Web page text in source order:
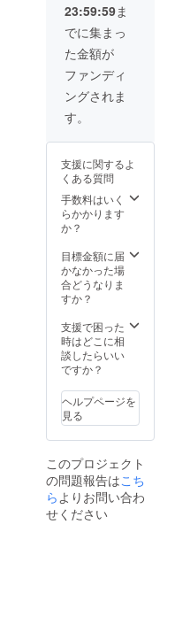
ます。） ・当店
ホームページの
スポンサーサイ
トへお名前を一
年間大きく掲載
時、必ず備考欄
にご希望のお名
前をご記入くだ
さい。
23:59:59ま
でに集まっ
た金額が
ファンディ
ングされま
す。
支援に関するよ
くある質問
手数料はいく
らかかります
か？
目標金額に届
かなかった場
合どうなりま
すか？
支援で困った
時はどこに相
談したらいい
ですか？
ヘルプページを
見る
このプロジェクト
の問題報告はこち
らよりお問い合わ
せください